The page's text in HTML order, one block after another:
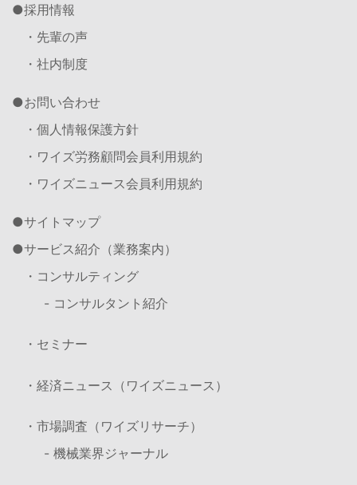
採用情報
・先輩の声
・社内制度
お問い合わせ
・個人情報保護方針
・ワイズ労務顧問会員利用規約
・ワイズニュース会員利用規約
サイトマップ
サービス紹介（業務案内）
・コンサルティング
- コンサルタント紹介
・セミナー
・経済ニュース（ワイズニュース）
・市場調査（ワイズリサーチ）
- 機械業界ジャーナル